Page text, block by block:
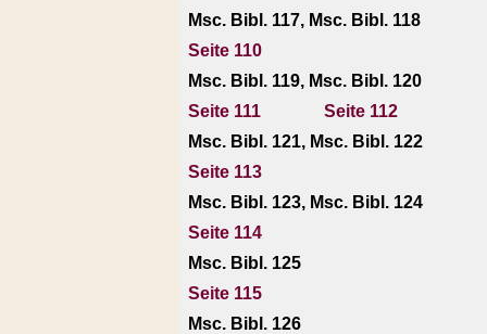
Msc. Bibl. 117, Msc. Bibl. 118
Seite 110
Msc. Bibl. 119, Msc. Bibl. 120
Seite 111
Seite 112
Msc. Bibl. 121, Msc. Bibl. 122
Seite 113
Msc. Bibl. 123, Msc. Bibl. 124
Seite 114
Msc. Bibl. 125
Seite 115
Msc. Bibl. 126